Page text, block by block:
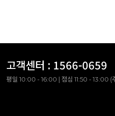
고객센터 : 1566-0659
평일 10:00 - 16:00 | 점심 11:50 - 13:00 (